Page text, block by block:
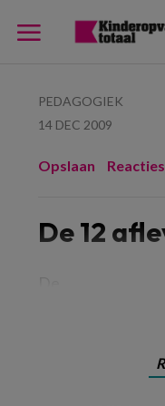
PEDAGOGIEK
14 DEC 2009
Opslaan Reacties
De 12